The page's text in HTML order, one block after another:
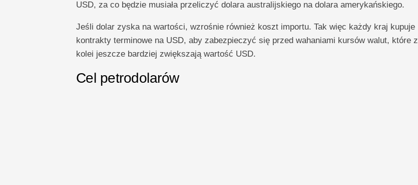
USD, za co będzie musiała przeliczyć dolara australijskiego na dolara amerykańskiego.
Jeśli dolar zyska na wartości, wzrośnie również koszt importu. Tak więc każdy kraj kupuje
kontrakty terminowe na USD, aby zabezpieczyć się przed wahaniami kursów walut, które z
kolei jeszcze bardziej zwiększają wartość USD.
Cel petrodolarów